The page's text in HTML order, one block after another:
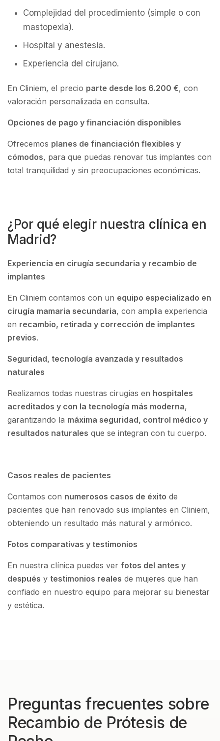
Complejidad del procedimiento (simple o con
mastopexia).
Hospital y anestesia.
Experiencia del cirujano.
En Cliniem, el precio parte desde los 6.200 €, con
valoración personalizada en consulta.
Opciones de pago y financiación disponibles
Ofrecemos planes de financiación flexibles y
cómodos, para que puedas renovar tus implantes con
total tranquilidad y sin preocupaciones económicas.
¿Por qué elegir nuestra clínica en
Madrid?
Experiencia en cirugía secundaria y recambio de
implantes
En Cliniem contamos con un equipo especializado en
cirugía mamaria secundaria, con amplia experiencia
en recambio, retirada y corrección de implantes
previos.
Seguridad, tecnología avanzada y resultados
naturales
Realizamos todas nuestras cirugías en hospitales
acreditados y con la tecnología más moderna,
garantizando la máxima seguridad, control médico y
resultados naturales que se integran con tu cuerpo.
Casos reales de pacientes
Contamos con numerosos casos de éxito de
pacientes que han renovado sus implantes en Cliniem,
obteniendo un resultado más natural y armónico.
Fotos comparativas y testimonios
En nuestra clínica puedes ver fotos del antes y
después y testimonios reales de mujeres que han
confiado en nuestro equipo para mejorar su bienestar
y estética.
Preguntas frecuentes sobre
Recambio de Prótesis de